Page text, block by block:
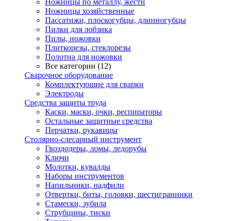
Ножницы по металлу, жести
Ножницы хозяйственные
Пассатижи, плоскогубцы, длинногубцы
Пилки для лобзика
Пилы, ножовки
Плиткорезы, стеклорезы
Полотна для ножовки
Все категории (12)
Сварочное оборудование
Комплектующие для сварки
Электроды
Средства защиты труда
Каски, маски, очки, респираторы
Остальные защитные средства
Перчатки, рукавицы
Столярно-слесарный инструмент
Гвоздодеры, ломы, ледорубы
Ключи
Молотки, кувалды
Наборы инструментов
Напильники, надфили
Отвертки, биты, головки, шестигранники
Стамески, зубила
Струбцины, тиски